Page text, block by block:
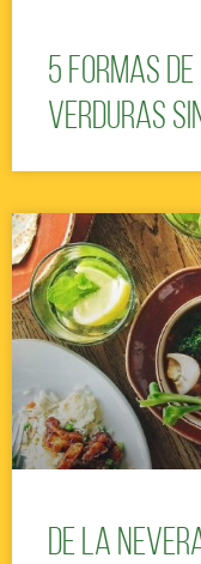
5 formas
verduras
De la